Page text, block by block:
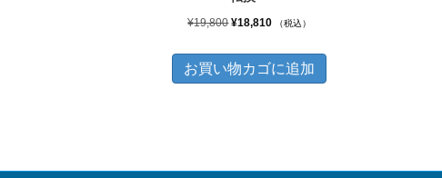
¥19,800元
価
格
し
¥18,810現
の
価
で
（税込）
お買い物カゴに追加